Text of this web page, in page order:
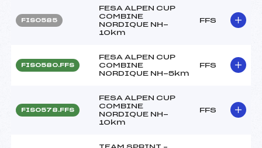
FIS0585
FESA ALPEN CUP
COMBINE
NORDIQUE NH-
10km
FFS
FIS0580.FFS
FESA ALPEN CUP
COMBINE
NORDIQUE NH-5km
FFS
FIS0578.FFS
FESA ALPEN CUP
COMBINE
NORDIQUE NH-
10km
FFS
TEAM SPRINT –